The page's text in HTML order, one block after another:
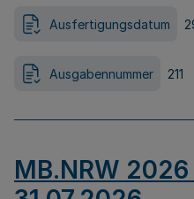
Ausfertigungsdatum
Ausgabennummer 211
MB.NRW